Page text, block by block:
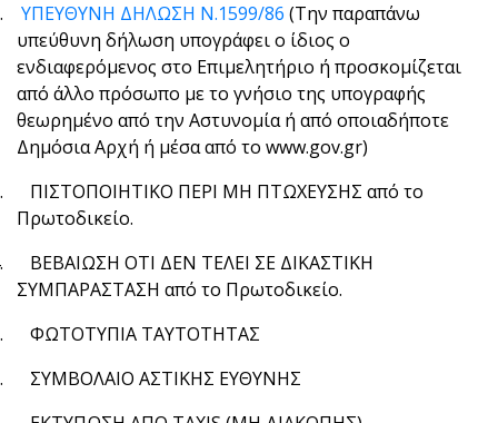
ΥΠΕΥΘΥΝΗ ΔΗΛΩΣΗ Ν.1599/86 (Την παραπάνω
υπεύθυνη δήλωση υπογράφει ο ίδιος ο
ενδιαφερόμενος στο Επιμελητήριο ή προσκομίζεται
από άλλο πρόσωπο με το γνήσιο της υπογραφής
θεωρημένο από την Αστυνομία ή από οποιαδήποτε
Δημόσια Αρχή ή μέσα από το www.gov.gr)
ΠΙΣΤΟΠΟΙΗΤΙΚΟ ΠΕΡΙ ΜΗ ΠΤΩΧΕΥΣΗΣ από το
Πρωτοδικείο.
ΒΕΒΑΙΩΣΗ ΟΤΙ ΔΕΝ ΤΕΛΕΙ ΣΕ ΔΙΚΑΣΤΙΚΗ
ΣΥΜΠΑΡΑΣΤΑΣΗ από το Πρωτοδικείο.
ΦΩΤΟΤΥΠΙΑ ΤΑΥΤΟΤΗΤΑΣ
ΣΥΜΒΟΛΑΙΟ ΑΣΤΙΚΗΣ ΕΥΘΥΝΗΣ